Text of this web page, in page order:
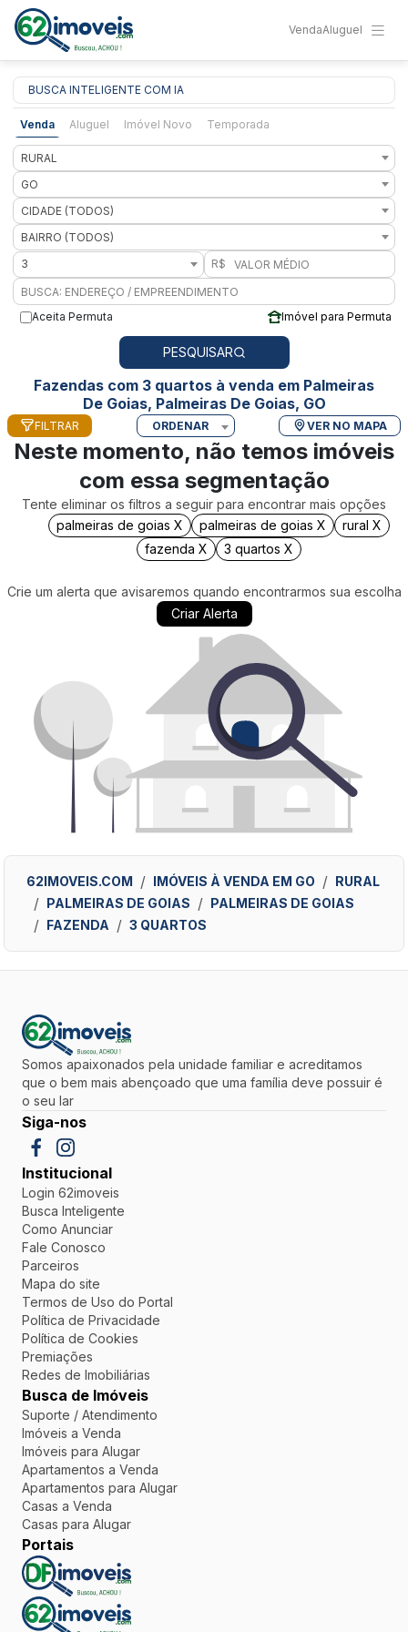
VendaAluguel
BUSCA INTELIGENTE COM IA
Venda Aluguel Imóvel Novo Temporada
RURAL
GO
CIDADE (TODOS)
BAIRRO (TODOS)
3
R$
Aceita Permuta Imóvel para Permuta
PESQUISAR
Fazendas com 3 quartos à venda em Palmeiras
De Goias, Palmeiras De Goias, GO
FILTRAR ORDENAR VER NO MAPA
Neste momento, não temos imóveis
com essa segmentação
Tente eliminar os filtros a seguir para encontrar mais opções
palmeiras de goias X
palmeiras de goias X
rural X
fazenda X
3 quartos X
Crie um alerta que avisaremos quando encontrarmos sua escolha
Criar Alerta
62IMOVEIS.COM IMÓVEIS À VENDA EM GO
RURAL
PALMEIRAS DE GOIAS
PALMEIRAS DE GOIAS
FAZENDA
3 QUARTOS
Somos apaixonados pela unidade familiar e acreditamos
que o bem mais abençoado que uma família deve possuir é
o seu lar
Siga-nos
Institucional
Login 62imoveis
Busca Inteligente
Como Anunciar
Fale Conosco
Parceiros
Mapa do site
Termos de Uso do Portal
Política de Privacidade
Política de Cookies
Premiações
Redes de Imobiliárias
Busca de Imóveis
Suporte / Atendimento
Imóveis a Venda
Imóveis para Alugar
Apartamentos a Venda
Apartamentos para Alugar
Casas a Venda
Casas para Alugar
Portais